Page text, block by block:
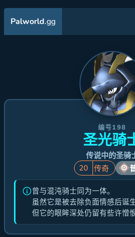
Palworld.gg
编号198
圣光骑
传说中的圣骑
20
传奇
曾与混沌骑士同为一体。
虽然它是被去除负面情感后诞
但它的眼眸深处仍留有些许憎恨